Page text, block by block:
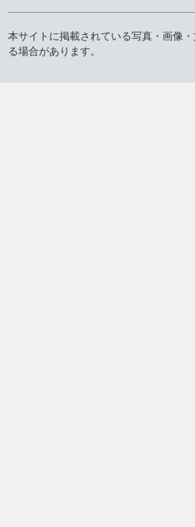
本サイトに掲載されている写真・画像
る場合があります。